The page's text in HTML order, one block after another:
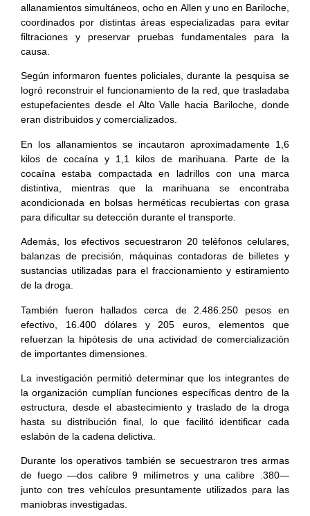
allanamientos simultáneos, ocho en Allen y uno en Bariloche,
coordinados por distintas áreas especializadas para evitar
filtraciones y preservar pruebas fundamentales para la
causa.
Según informaron fuentes policiales, durante la pesquisa se
logró reconstruir el funcionamiento de la red, que trasladaba
estupefacientes desde el Alto Valle hacia Bariloche, donde
eran distribuidos y comercializados.
En los allanamientos se incautaron aproximadamente 1,6
kilos de cocaína y 1,1 kilos de marihuana. Parte de la
cocaína estaba compactada en ladrillos con una marca
distintiva, mientras que la marihuana se encontraba
acondicionada en bolsas herméticas recubiertas con grasa
para dificultar su detección durante el transporte.
Además, los efectivos secuestraron 20 teléfonos celulares,
balanzas de precisión, máquinas contadoras de billetes y
sustancias utilizadas para el fraccionamiento y estiramiento
de la droga.
También fueron hallados cerca de 2.486.250 pesos en
efectivo, 16.400 dólares y 205 euros, elementos que
refuerzan la hipótesis de una actividad de comercialización
de importantes dimensiones.
La investigación permitió determinar que los integrantes de
la organización cumplían funciones específicas dentro de la
estructura, desde el abastecimiento y traslado de la droga
hasta su distribución final, lo que facilitó identificar cada
eslabón de la cadena delictiva.
Durante los operativos también se secuestraron tres armas
de fuego —dos calibre 9 milímetros y una calibre .380—
junto con tres vehículos presuntamente utilizados para las
maniobras investigadas.